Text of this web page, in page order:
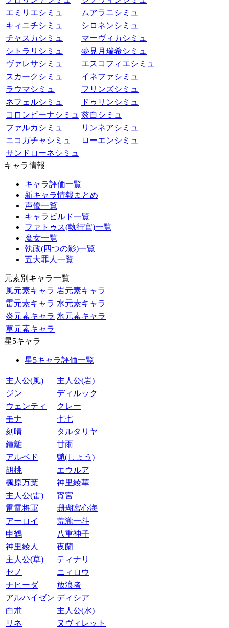
エミリエシミュ
ムアラニシミュ
キィニチシミュ
シロネンシミュ
チャスカシミュ
マーヴィカシミュ
シトラリシミュ
夢見月瑞希シミュ
ヴァレサシミュ
エスコフィエシミュ
スカークシミュ
イネファシミュ
ラウマシミュ
フリンズシミュ
ネフェルシミュ
ドゥリンシミュ
コロンビーナシミュ 兹白シミュ
ファルカシミュ
リンネアシミュ
ニコガチャシミュ
ローエンシミュ
サンドローネシミュ
キャラ情報
キャラ評価一覧
新キャラ情報まとめ
声優一覧
キャラビルド一覧
ファトゥス(執行官)一覧
魔女一覧
執政(四つの影)一覧
五大罪人一覧
元素別キャラ一覧
風元素キャラ 岩元素キャラ
雷元素キャラ 水元素キャラ
炎元素キャラ 氷元素キャラ
草元素キャラ
星5キャラ
星5キャラ評価一覧
主人公(風)
主人公(岩)
ジン
ディルック
ウェンティ
クレー
モナ
七七
刻晴
タルタリヤ
鍾離
甘雨
アルベド
魈(しょう)
胡桃
エウルア
楓原万葉
神里綾華
主人公(雷)
宵宮
雷電将軍
珊瑚宮心海
アーロイ
荒瀧一斗
申鶴
八重神子
神里綾人
夜蘭
主人公(草)
ティナリ
セノ
ニィロウ
ナヒーダ
放浪者
アルハイゼン ディシア
白朮
主人公(水)
リネ
ヌヴィレット